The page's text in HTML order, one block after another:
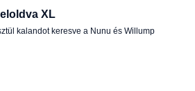
XL
kalandot keresve a Nunu és Willump